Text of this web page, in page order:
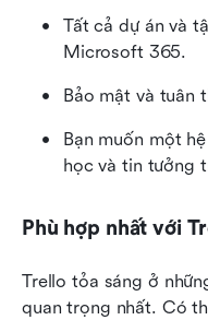
Tất cả dự án và
Microsoft 365.
Bảo mật và tuân
Bạn muốn một
học và tin tưởng
Phù hợp nhất với
Trello tỏa sáng ở
quan trọng nhất. Có